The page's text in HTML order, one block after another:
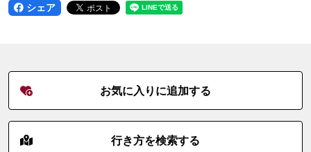
シェア
お気に入りに追加する
行き方を検索する